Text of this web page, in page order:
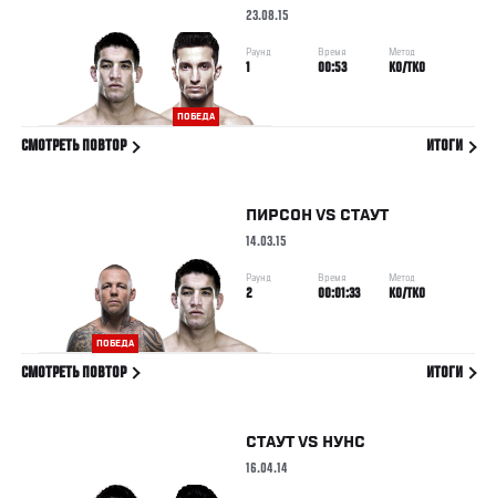
ПОБЕДА
23.08.15
Раунд
1
Время
00:53
Метод
KO/TKO
СМОТРЕТЬ ПОВТОР ИТОГИ
ПОБЕДА
ПИРСОН VS СТАУТ
14.03.15
Раунд
2
Время
00:01:33
Метод
KO/TKO
СМОТРЕТЬ ПОВТОР ИТОГИ
СТАУТVS НУНС
16.04.14